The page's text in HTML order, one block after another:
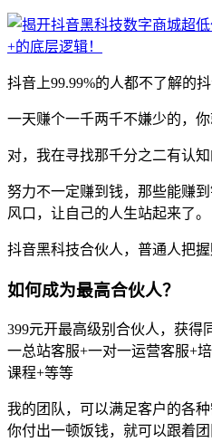
抖音上99.99%的人都不了解的
一天赚个一千两千不嫌少的，
对，我在寻找那千分之二有认知
努力不一定赚到钱，那些能赚
风口，让自己的人生站起来了。
抖音黑科技合伙人，普通人把握
如何成为最高合伙人？
399元开最高级别合伙人，获得
一总站客服+一对一运营客服+
课程+等等
我的团队，可以满足客户的各
你付出一顿饭钱，就可以跟着